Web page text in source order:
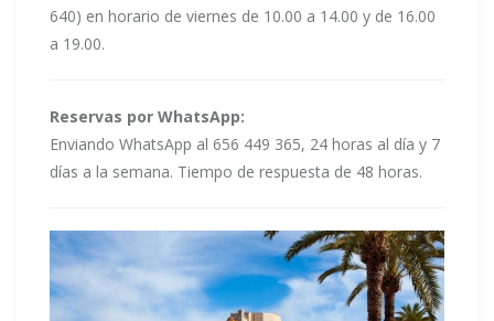
640) en horario de viernes de 10.00 a 14.00 y de 16.00
a 19.00.
Reservas por WhatsApp:
Enviando WhatsApp al 656 449 365, 24 horas al día y 7
días a la semana. Tiempo de respuesta de 48 horas.